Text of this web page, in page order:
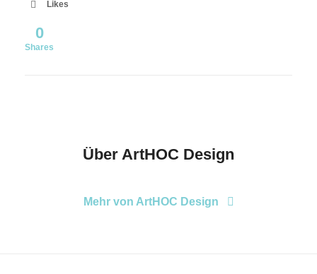
Likes
0
Shares
Über ArtHOC Design
Mehr von ArtHOC Design